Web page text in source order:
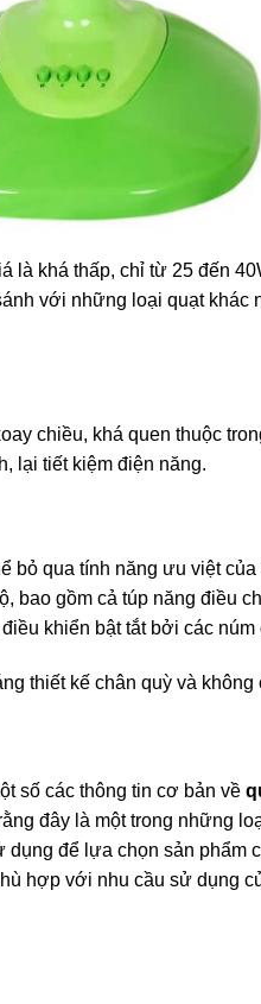
là khá thấp, chỉ từ 25 đến
với những loại quạt khác
chiều, khá quen thuộc
lại tiết kiệm điện năng.
bỏ qua tính năng ưu việt
bao gồm cả túp năng điều
khiển bật tắt bởi các núm
thiết kế chân quỳ và không
số các thông tin cơ bản về
đây là một trong những
dụng để lựa chọn sản phẩm
hợp với nhu cầu sử dụng